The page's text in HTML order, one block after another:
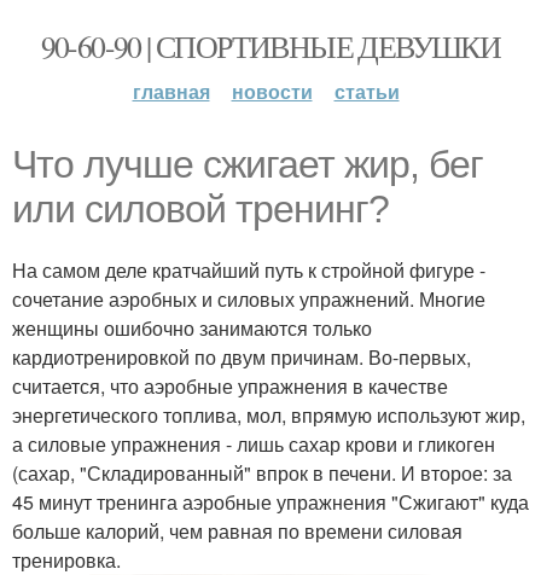
90-60-90 | СПОРТИВНЫЕ ДЕВУШКИ
главная новости статьи
Что лучше сжигает жир, бег
или силовой тренинг?
На самом деле кратчайший путь к стройной фигуре -
сочетание аэробных и силовых упражнений. Многие
женщины ошибочно занимаются только
кардиотренировкой по двум причинам. Во-первых,
считается, что аэробные упражнения в качестве
энергетического топлива, мол, впрямую используют жир,
а силовые упражнения - лишь сахар крови и гликоген
(сахар, "Складированный" впрок в печени. И второе: за
45 минут тренинга аэробные упражнения "Сжигают" куда
больше калорий, чем равная по времени силовая
тренировка.